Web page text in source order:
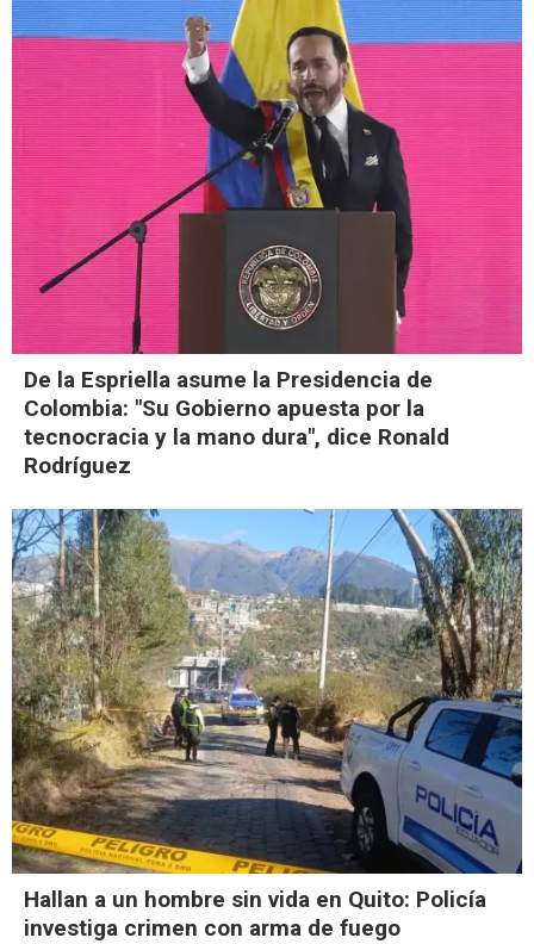
De la Espriella asume la Presidencia de
Colombia: "Su Gobierno apuesta por la
tecnocracia y la mano dura", dice Ronald
Rodríguez
Hallan a un hombre sin vida en Quito: Policía
investiga crimen con arma de fuego